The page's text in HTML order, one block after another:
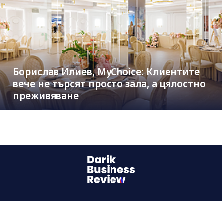
Борислав Илиев, MyChoice: Клиентите
вече не търсят просто зала, а цялостно
преживяване